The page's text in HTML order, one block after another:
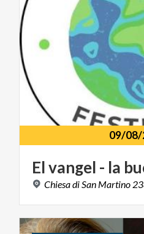
09/08/
Elvangel - la
ChiesadiSan Martino